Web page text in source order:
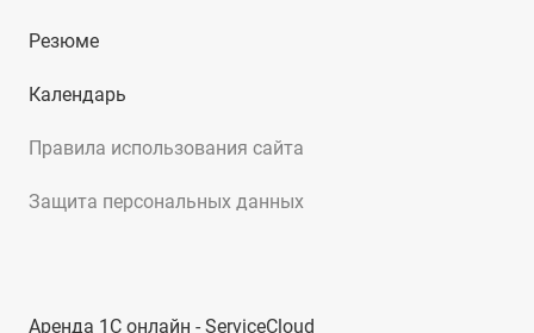
Правила использования сайта
Защита персональных данных
Резюме
Календарь
Аренда 1С онлайн - ServiceCloud